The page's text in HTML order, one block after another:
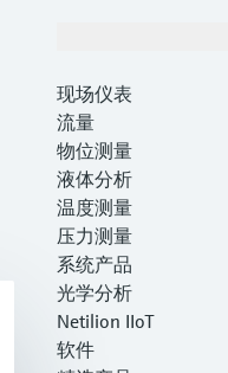
现场仪表
流量
物位测量
液体分析
温度测量
压力测量
系统产品
光学分析
Netilion IIoT
软件